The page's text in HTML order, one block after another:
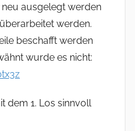
ausgelegt werden
werden.
beschafft werden
wurde es nicht:
dem 1. Los sinnvoll